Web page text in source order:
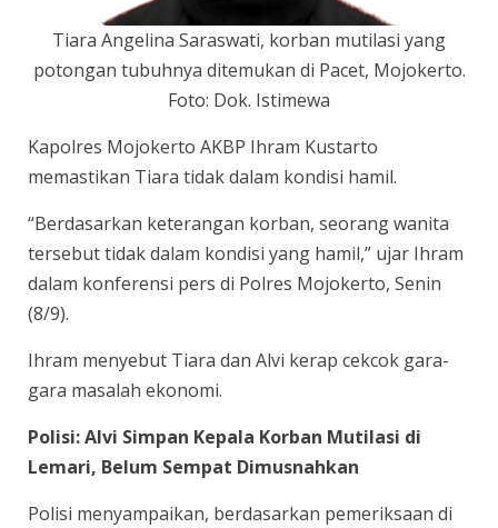
Tiara Angelina Saraswati, korban mutilasi yang
potongan tubuhnya ditemukan di Pacet, Mojokerto.
Foto: Dok. Istimewa
Kapolres Mojokerto AKBP Ihram Kustarto
memastikan Tiara tidak dalam kondisi hamil.
“Berdasarkan keterangan korban, seorang wanita
tersebut tidak dalam kondisi yang hamil,” ujar Ihram
dalam konferensi pers di Polres Mojokerto, Senin
(8/9).
Ihram menyebut Tiara dan Alvi kerap cekcok gara-
gara masalah ekonomi.
Polisi: Alvi Simpan Kepala Korban Mutilasi di
Lemari, Belum Sempat Dimusnahkan
Polisi menyampaikan, berdasarkan pemeriksaan di